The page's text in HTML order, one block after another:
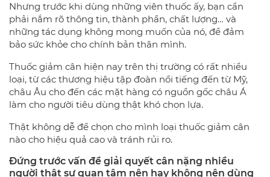
Nhưng trước khi dùng những viên thuốc ấy, bạn cần
phải nắm rõ thông tin, thành phần, chất lượng… và
những tác dụng không mong muốn của nó, để đảm
bảo sức khỏe cho chính bản thân mình.
Thuốc giảm cân hiện nay trên thị trường có rất nhiều
loại, từ các thương hiệu tập đoàn nổi tiếng đến từ Mỹ,
châu Âu cho đến các mặt hàng có nguồn gốc châu Á
làm cho người tiêu dùng thật khó chọn lựa.
Thật không dễ để chọn cho mình loại thuốc giảm cân
nào cho hiệu quả cao và tránh rủi ro.
Đứng trước vấn đề giải quyết cân nặng nhiều
người thật sự quan tâm nên hay không nên dùng